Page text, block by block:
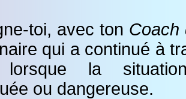
toi, avec ton Coach
qui a continué à
lorsque la
ou dangereuse.